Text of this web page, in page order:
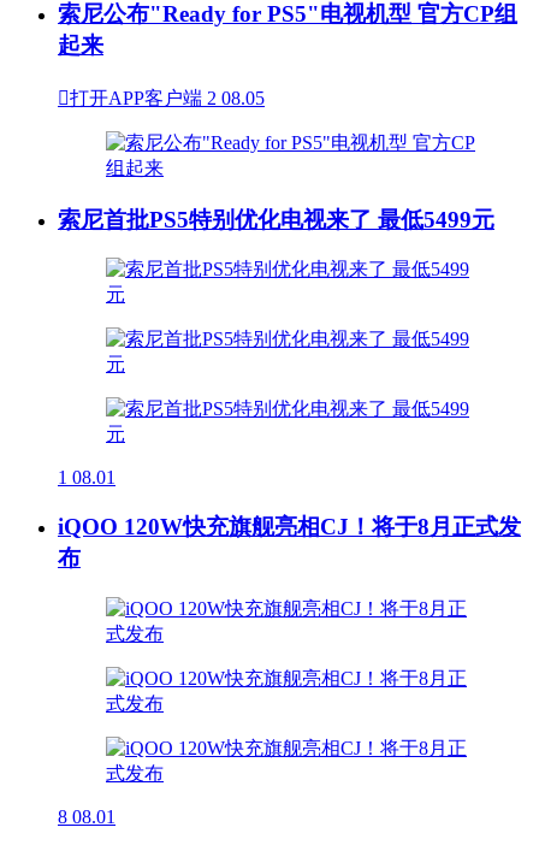
索尼公布"Ready for PS5"电视机型 官方CP组
起来
打开APP客户端 2 08.05
索尼首批PS5特别优化电视来了 最低5499元
1 08.01
iQOO 120W快充旗舰亮相CJ！将于8月正式发
布
8 08.01